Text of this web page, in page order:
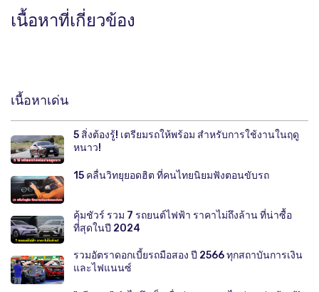
เนื้อหาที่เกี่ยวข้อง
เนื้อหาเด่น
5 สิ่งต้องรู้! เตรียมรถให้พร้อม สำหรับการใช้งานในฤดู
หนาว!
15 คลื่นวิทยุยอดฮิต ที่คนไทยนิยมฟังตอนขับรถ
คุ้มชัวร์ รวม 7 รถยนต์ไฟฟ้า ราคาไม่ถึงล้าน ที่น่าซื้อ
ที่สุดในปี 2024
รวมอัตราดอกเบี้ยรถมือสอง ปี 2566 ทุกสถาบันการเงิน
และไฟแนนซ์